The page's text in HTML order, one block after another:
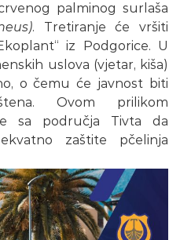
palminog surlaša
. Tretiranje će vršiti
iz Podgorice. U
uslova (vjetar, kiša)
o čemu će javnost biti
Ovom prilikom
sa područja Tivta da
zaštite pčelinja